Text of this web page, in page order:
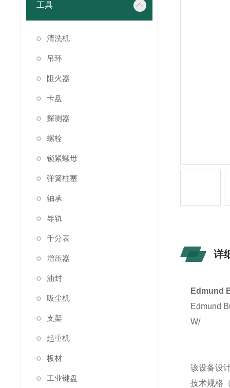
工具
清洗机
吊环
阻火器
卡盘
探测器
螺栓
锁紧螺母
弹簧柱塞
轴承
导轨
千分表
增压器
油封
吸尘机
支架
起重机
板材
工业键盘
详
Edmund
Edmund
W/
该设备设
技术规格